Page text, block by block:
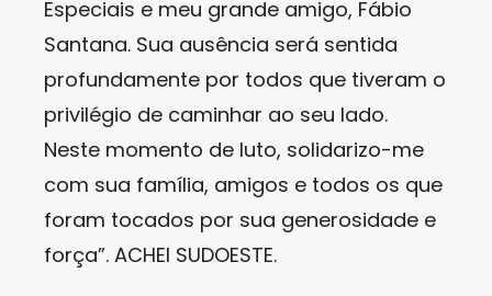
Especiais e meu grande amigo, Fábio
Santana. Sua ausência será sentida
profundamente por todos que tiveram o
privilégio de caminhar ao seu lado.
Neste momento de luto, solidarizo-me
com sua família, amigos e todos os que
foram tocados por sua generosidade e
força”. ACHEI SUDOESTE.